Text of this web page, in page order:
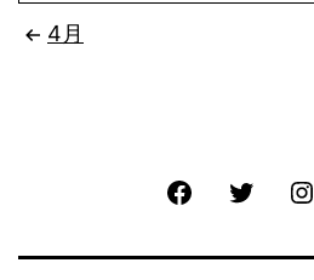
4月
FacebookTwitter